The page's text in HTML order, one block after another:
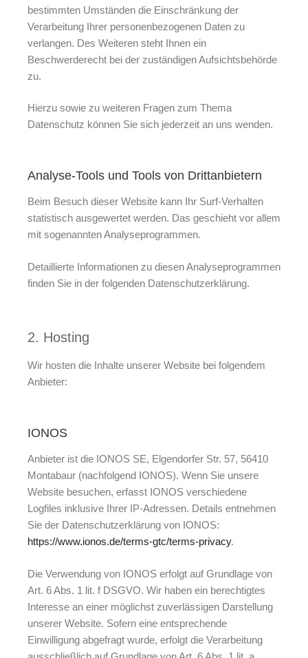
bestimmten Umständen die Einschränkung der
Verarbeitung Ihrer personenbezogenen Daten zu
verlangen. Des Weiteren steht Ihnen ein
Beschwerderecht bei der zuständigen Aufsichtsbehörde
zu.
Hierzu sowie zu weiteren Fragen zum Thema
Datenschutz können Sie sich jederzeit an uns wenden.
Analyse-Tools und Tools von Dritt­anbietern
Beim Besuch dieser Website kann Ihr Surf-Verhalten
statistisch ausgewertet werden. Das geschieht vor allem
mit sogenannten Analyseprogrammen.
Detaillierte Informationen zu diesen Analyseprogrammen
finden Sie in der folgenden Datenschutzerklärung.
2. Hosting
Wir hosten die Inhalte unserer Website bei folgendem
Anbieter:
IONOS
Anbieter ist die IONOS SE, Elgendorfer Str. 57, 56410
Montabaur (nachfolgend IONOS). Wenn Sie unsere
Website besuchen, erfasst IONOS verschiedene
Logfiles inklusive Ihrer IP-Adressen. Details entnehmen
Sie der Datenschutzerklärung von IONOS:
https://www.ionos.de/terms-gtc/terms-privacy.
Die Verwendung von IONOS erfolgt auf Grundlage von
Art. 6 Abs. 1 lit. f DSGVO. Wir haben ein berechtigtes
Interesse an einer möglichst zuverlässigen Darstellung
unserer Website. Sofern eine entsprechende
Einwilligung abgefragt wurde, erfolgt die Verarbeitung